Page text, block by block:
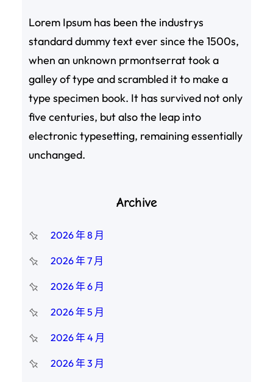
Lorem Ipsum has been the industrys
standard dummy text ever since the 1500s,
when an unknown prmontserrat took a
galley of type and scrambled it to make a
type specimen book. It has survived not only
five centuries, but also the leap into
electronic typesetting, remaining essentially
unchanged.
Archive
2026 年 8 月
2026 年 7 月
2026 年 6 月
2026 年 5 月
2026 年 4 月
2026 年 3 月